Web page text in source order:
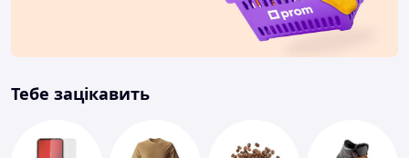
Тебе зацікавить